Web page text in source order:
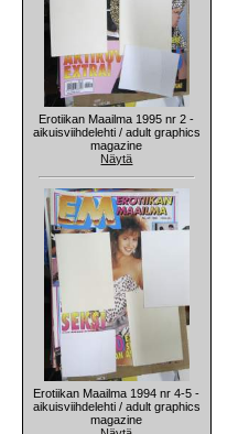
Erotiikan Maailma 1995 nr 2 -
aikuisviihdelehti / adult graphics
magazine
Näytä
Erotiikan Maailma 1994 nr 4-5 -
aikuisviihdelehti / adult graphics
magazine